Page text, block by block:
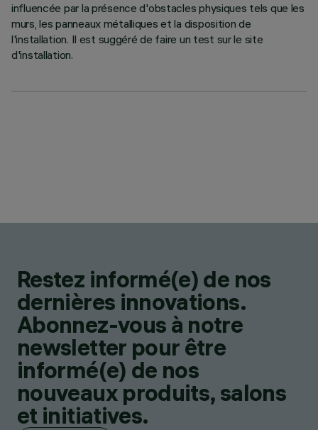
influencée par la présence d'obstacles physiques tels que les
murs, les panneaux métalliques et la disposition de
l'installation. Il est suggéré de faire un test sur le site
d'installation.
Restez informé(e) de nos
dernières innovations.
Abonnez-vous à notre
newsletter pour être
informé(e) de nos
nouveaux produits, salons
et initiatives.